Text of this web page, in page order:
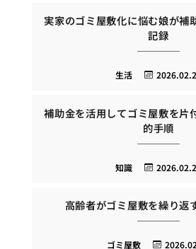
実家のゴミ屋敷化に悩む娘が補
記録
生活
補助金を活用してゴミ屋敷を片
的手順
知識
高齢者がゴミ屋敷を繰り返
ゴミ屋敷